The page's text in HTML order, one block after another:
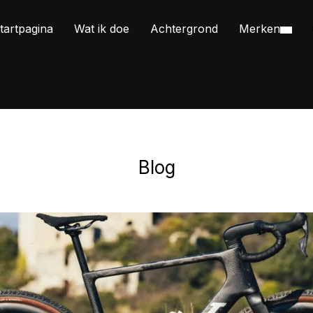
Wat ik doe Achtergrond Merken
Blog